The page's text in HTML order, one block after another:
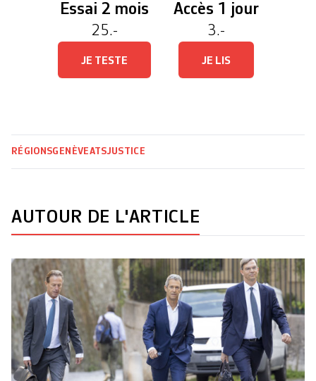
Essai 2 mois
25.-
JE TESTE
Accès 1 jour
3.-
JE LIS
RÉGIONSGENÈVEATSJUSTICE
AUTOUR DE L'ARTICLE